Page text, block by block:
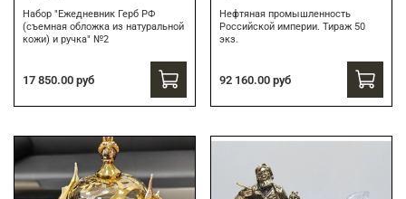
Набор "Ежедневник Герб РФ
(съемная обложка из натуральной
кожи) и ручка" №2
17 850.00 руб
Нефтяная промышленность
Российской империи. Тираж 50
экз.
92 160.00 руб